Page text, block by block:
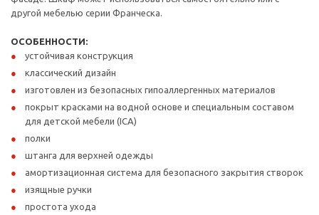
другой мебелью серии Франческа.
ОСОБЕННОСТИ:
устойчивая конструкция
классический дизайн
изготовлен из безопасных гипоаллергенных материалов
покрыт красками на водной основе и специальным составом
для детской мебели (ICA)
полки
штанга для верхней одежды
амортизационная система для безопасного закрытия створок
изящные ручки
простота ухода